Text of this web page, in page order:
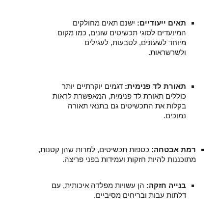
תאים ייעודיים: ישנם תאים מחולקים
המיועדים לסוגי תכשיטים שונים, כמו מקום
מיוחד לשעונים, לטבעות, לעגילים
ולשרשראות.
תאורת לד פנימית: דגמים יוקרתיים יותר
כוללים תאורת לד פנימית, המאפשרת לראות
בקלות את התכשיטים גם בתנאי תאורה
נמוכים.
רמת אבטחה: כספות תכשיטים, למרות שהן קטנות,
מתוכננות להיות חזקות ועמידות בפני פריצה.
בנייה חזקה: הן עשויות מפלדה איכותית, עם
דלתות עבות ובריחים מסיביים.